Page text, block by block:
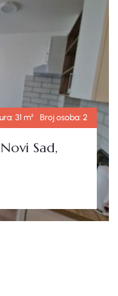
31 m² Broj osoba: 2
Sad,